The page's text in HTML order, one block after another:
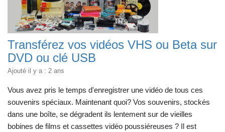
Transférez vos vidéos VHS ou Beta sur
DVD ou clé USB
Ajouté il y a : 2 ans
Vous avez pris le temps d'enregistrer une vidéo de tous ces
souvenirs spéciaux. Maintenant quoi? Vos souvenirs, stockés
dans une boîte, se dégradent ils lentement sur de vieilles
bobines de films et cassettes vidéo poussiéreuses ? Il est